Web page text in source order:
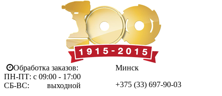
Обработка заказов:
ПН-ПТ: с 09:00 - 17:00
СБ-ВС: выходной
Минск
+375 (33) 697-90-03